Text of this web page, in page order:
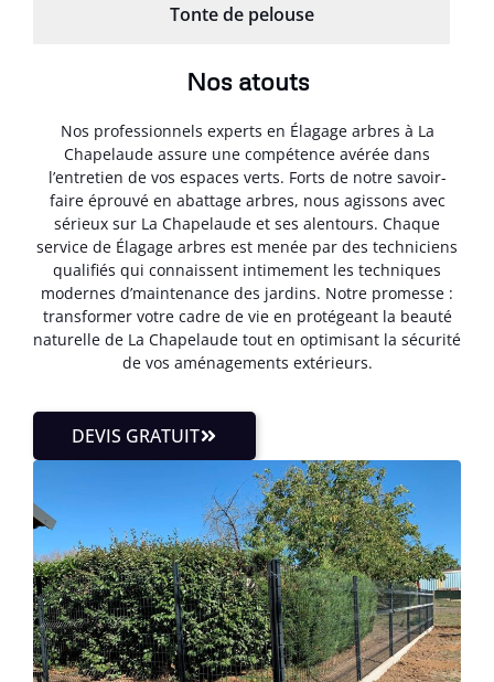
Tonte de pelouse
Nos atouts
Nos professionnels experts en Élagage arbres à La
Chapelaude assure une compétence avérée dans
l’entretien de vos espaces verts. Forts de notre savoir-
faire éprouvé en abattage arbres, nous agissons avec
sérieux sur La Chapelaude et ses alentours. Chaque
service de Élagage arbres est menée par des techniciens
qualifiés qui connaissent intimement les techniques
modernes d’maintenance des jardins. Notre promesse :
transformer votre cadre de vie en protégeant la beauté
naturelle de La Chapelaude tout en optimisant la sécurité
de vos aménagements extérieurs.
DEVIS GRATUIT